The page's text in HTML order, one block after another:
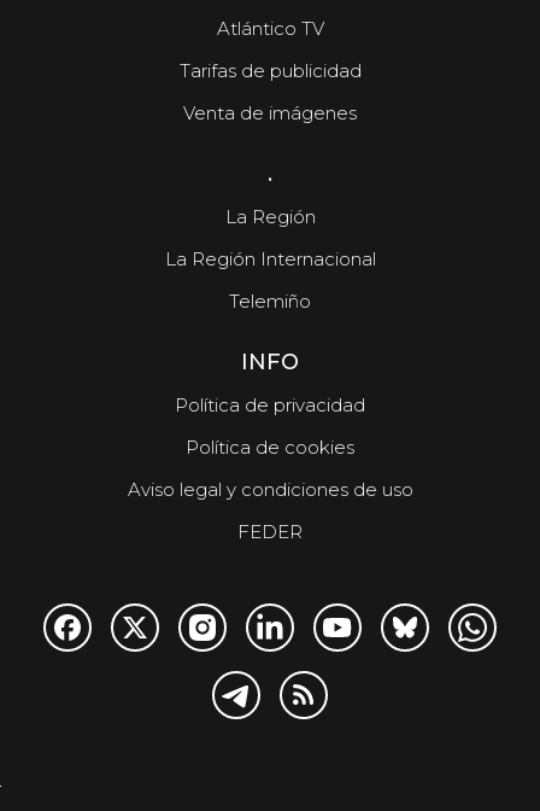
Atlántico TV
Tarifas de publicidad
Venta de imágenes
.
La Región
La Región Internacional
Telemiño
INFO
Política de privacidad
Política de cookies
Aviso legal y condiciones de uso
FEDER